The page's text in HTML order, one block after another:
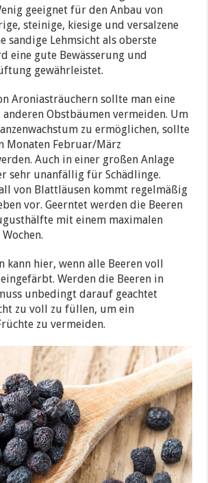
geeignet für den Anbau von
steinige, kiesige und versalzene
sandige Lehmsicht als oberste
eine gute Bewässerung und
gewährleistet.
Aroniasträuchern sollte man eine
Obstbäumen vermeiden. Um
zu ermöglichen, sollte
Monaten Februar/März
Auch in einer großen Anlage
sehr unanfällig für Schädlinge.
von Blattläusen kommt regelmäßig
vor. Geerntet werden die Beeren
mit einem maximalen
kann hier, wenn alle Beeren voll
Werden die Beeren in
unbedingt darauf geachtet
zu voll zu füllen, um ein
zu vermeiden.